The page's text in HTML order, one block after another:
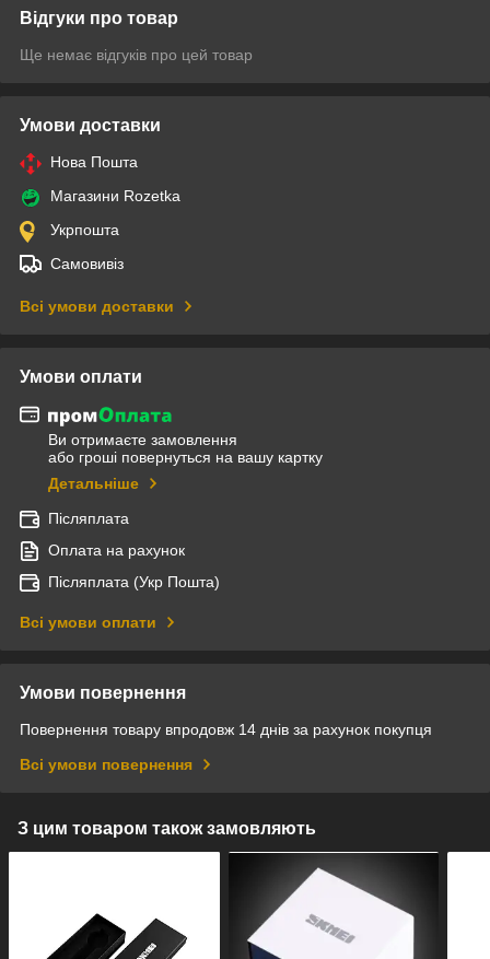
Відгуки про товар
Ще немає відгуків про цей товар
Умови доставки
Нова Пошта
Магазини Rozetka
Укрпошта
Самовивіз
Всі умови доставки
Умови оплати
Ви отримаєте замовлення
або гроші повернуться на вашу картку
Детальніше
Післяплата
Оплата на рахунок
Післяплата (Укр Пошта)
Всі умови оплати
Умови повернення
Повернення товару впродовж 14 днів за рахунок покупця
Всі умови повернення
З цим товаром також замовляють